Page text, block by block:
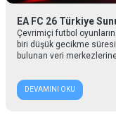
EA FC 26 Türkiye
Çevrimiçi futbol
biri düşük gecikme
bulunan veri
DEVAMINI OKU